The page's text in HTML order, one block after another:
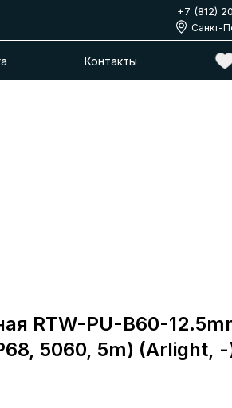
Контакты
Санкт-
+7 (812)
RTW-PU-B60-
5060, 5m) (Arlight, -